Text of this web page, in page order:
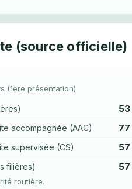
(source officielle)
(1ère présentation)
53
accompagnée (AAC) 77
supervisée (CS) 57
filières) 57
routière.